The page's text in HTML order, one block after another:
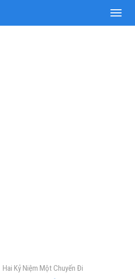
Toggle
Hai Kỷ Niệm Một Chuyến Đi